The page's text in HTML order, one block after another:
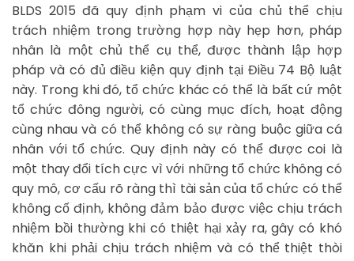
BLDS 2015 đã quy định phạm vi của chủ thể chịu
trách nhiệm trong trường hợp này hẹp hơn, pháp
nhân là một chủ thể cụ thể, được thành lập hợp
pháp và có đủ điều kiện quy định tại Điều 74 Bộ luật
này. Trong khi đó, tổ chức khác có thể là bất cứ một
tổ chức đông người, có cùng mục đích, hoạt động
cùng nhau và có thể không có sự ràng buộc giữa cá
nhân với tổ chức. Quy định này có thể được coi là
một thay đổi tích cực vì với những tổ chức không có
quy mô, cơ cấu rõ ràng thì tài sản của tổ chức có thể
không cố định, không đảm bảo được việc chịu trách
nhiệm bồi thường khi có thiệt hại xảy ra, gây có khó
khăn khi phải chịu trách nhiệm và có thể thiệt thòi